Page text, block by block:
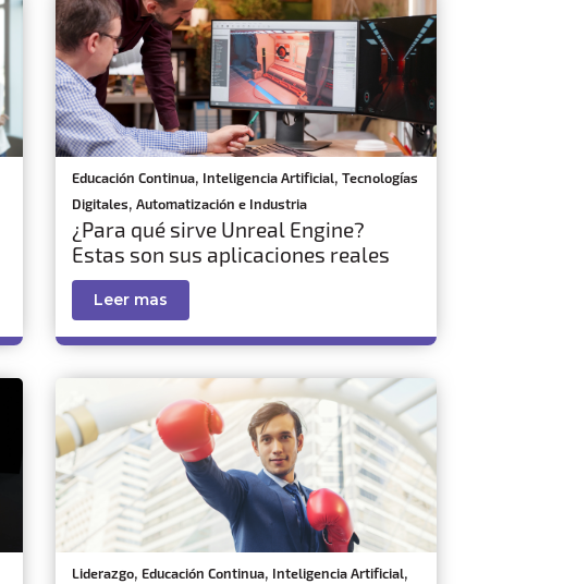
Educación Continua, Inteligencia Artificial, Tecnologías
Digitales, Automatización e Industria
¿Para qué sirve Unreal Engine?
Estas son sus aplicaciones reales
Leer mas
Liderazgo, Educación Continua, Inteligencia Artificial,